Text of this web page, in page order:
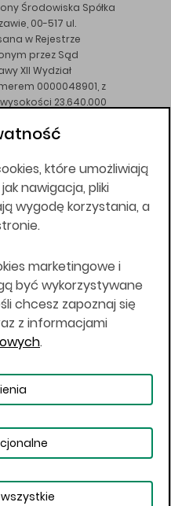
Środowiska Spółka
00-517 ul.
w Rejestrze
przez Sąd
XII Wydział
0000048901, z
23.640.000
zezwolenia KNF z dnia
stronie w tym
nie są
miejsce
Stanach
jurysdykcji, w której
z prawem lub w
produktów
lub w której nie
Prawa obowiązujące
czy jest możliwe
osobowe
które umożliwiają
nawigacja, pliki
wygodę korzystania, a
marketingowe i
być wykorzystywane
chcesz zapoznaj się
z informacjami
.